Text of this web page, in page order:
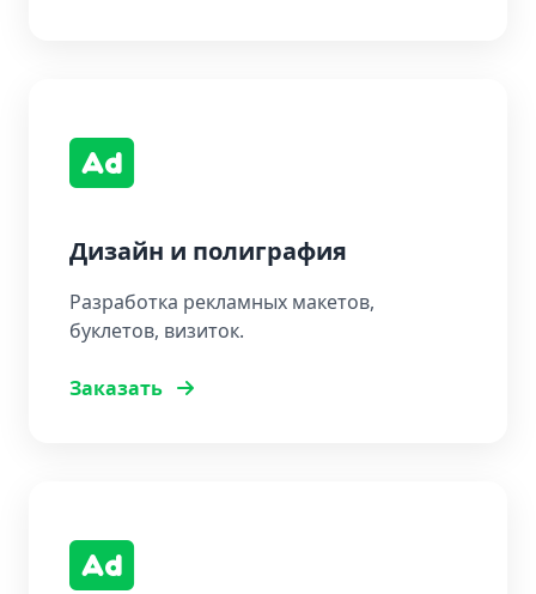
Дизайн и полиграфия
Разработка рекламных макетов,
буклетов, визиток.
Заказать